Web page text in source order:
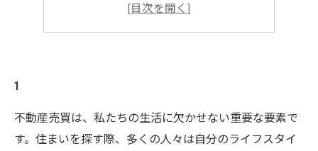
1
不動産売買は、私たちの生活に欠かせない重要な要素で
す。住まいを探す際、多くの人々は自分のライフスタイ